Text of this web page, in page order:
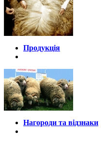
Продукція
Нагороди та відзнаки